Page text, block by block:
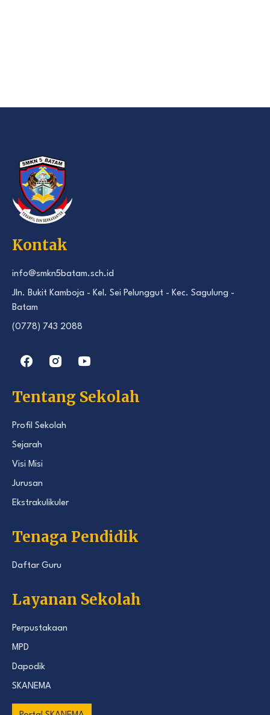
Kontak
info@smkn5batam.sch.id
Jln. Bukit Kamboja - Kel. Sei Pelunggut - Kec. Sagulung -
Batam
(0778) 743 2088
Tentang Sekolah
Profil Sekolah
Sejarah
Visi Misi
Jurusan
Ekstrakulikuler
Tenaga Pendidik
Daftar Guru
Layanan Sekolah
Perpustakaan
MPD
Dapodik
SKANEMA